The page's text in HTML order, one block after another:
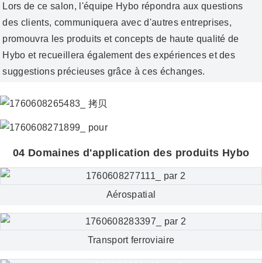
Lors de ce salon, l'équipe Hybo répondra aux questions
des clients, communiquera avec d'autres entreprises,
promouvra les produits et concepts de haute qualité de
Hybo et recueillera également des expériences et des
suggestions précieuses grâce à ces échanges.
04 Domaines d'application des produits Hybo
Aérospatial
Transport ferroviaire